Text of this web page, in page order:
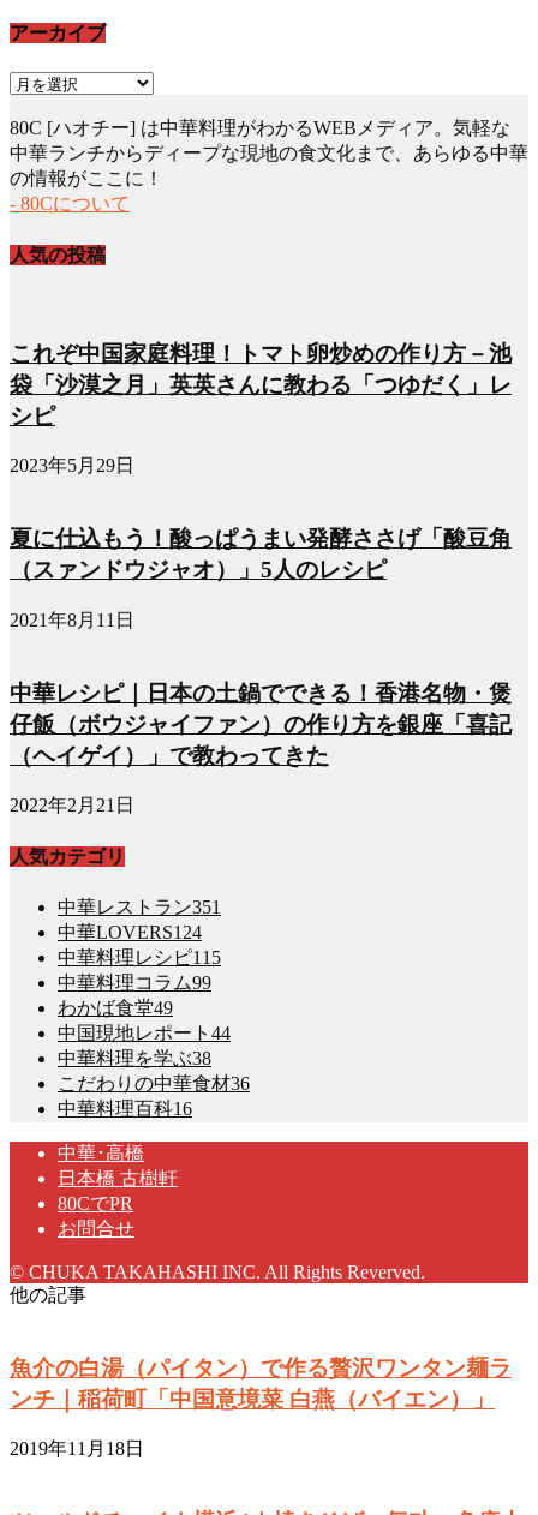
アーカイブ
ア
カ
イ
ブ
80C [ハオチー] は中華料理がわかるWEBメディア。気軽な
中華ランチからディープな現地の食文化まで、あらゆる中華
の情報がここに！
- 80Cについて
人気の投稿
これぞ中国家庭料理！トマト卵炒めの作り方－池
袋「沙漠之月」英英さんに教わる「つゆだく」レ
シピ
2023年5月29日
夏に仕込もう！酸っぱうまい発酵ささげ「酸豆角
（スァンドウジャオ）」5人のレシピ
2021年8月11日
中華レシピ｜日本の土鍋でできる！香港名物・煲
仔飯（ボウジャイファン）の作り方を銀座「喜記
（ヘイゲイ）」で教わってきた
2022年2月21日
人気カテゴリ
中華レストラン351
中華LOVERS124
中華料理レシピ115
中華料理コラム99
わかば食堂49
中国現地レポート 44
中華料理を学ぶ38
こだわりの中華食材36
中華料理百科16
中華･高橋
日本橋 古樹軒
80CでPR
お問合せ
© CHUKA TAKAHASHI INC. All Rights Reverved.
他の記事
魚介の白湯（パイタン）で作る贅沢ワンタン麺ラ
ンチ｜稲荷町「中国意境菜 白燕（バイエン）」
2019年11月18日